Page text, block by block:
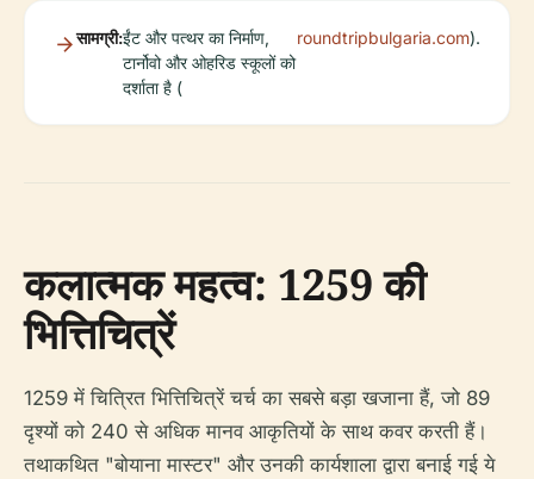
सामग्री:ईंट और पत्थर का निर्माण,
टार्नोवो और ओहरिड स्कूलों को
दर्शाता है (
roundtripbulgaria.com).
कलात्मक महत्व: 1259 की
भित्तिचित्रें
1259 में चित्रित भित्तिचित्रें चर्च का सबसे बड़ा खजाना हैं, जो 89
दृश्यों को 240 से अधिक मानव आकृतियों के साथ कवर करती हैं।
तथाकथित "बोयाना मास्टर" और उनकी कार्यशाला द्वारा बनाई गई ये